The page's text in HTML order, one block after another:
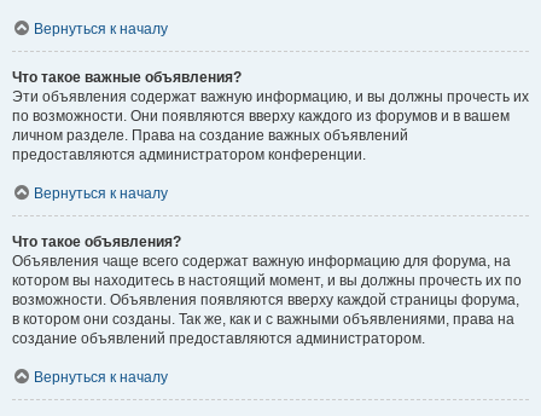
Вернуться к началу
Что такое важные объявления?
Эти объявления содержат важную информацию, и вы должны прочесть их
по возможности. Они появляются вверху каждого из форумов и в вашем
личном разделе. Права на создание важных объявлений
предоставляются администратором конференции.
Вернуться к началу
Что такое объявления?
Объявления чаще всего содержат важную информацию для форума, на
котором вы находитесь в настоящий момент, и вы должны прочесть их по
возможности. Объявления появляются вверху каждой страницы форума,
в котором они созданы. Так же, как и с важными объявлениями, права на
создание объявлений предоставляются администратором.
Вернуться к началу